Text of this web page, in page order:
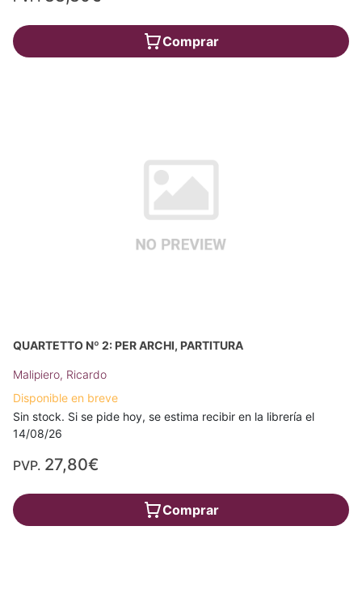
Comprar
QUARTETTO Nº 2: PER ARCHI, PARTITURA
Malipiero, Ricardo
Disponible en breve
Sin stock. Si se pide hoy, se estima recibir en la librería el
14/08/26
PVP. 27,80€
Comprar